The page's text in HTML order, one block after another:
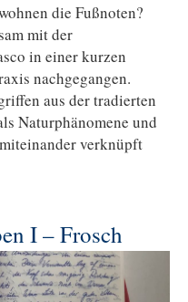
die Fußnoten?
mit der
in einer kurzen
nachgegangen.
aus der tradierten
Naturphänomene und
verknüpft
I – Frosch